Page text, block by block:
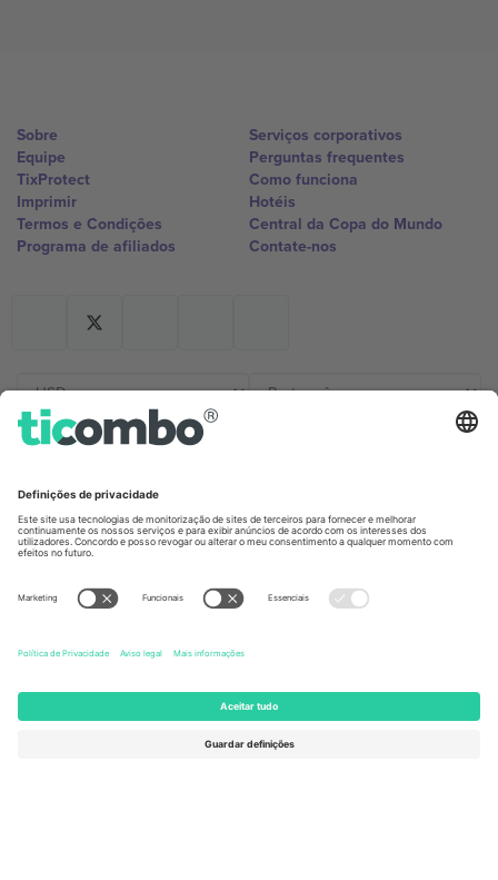
Sobre
Equipe
TixProtect
Imprimir
Termos e Condições
Programa de afiliados
Serviços corporativos
Perguntas frequentes
Como funciona
Hotéis
Central da Copa do Mundo
Contate-nos
Germany
Unter den Linden 24, 10117
United Kingdom
167 City Road, London, Greater
Kingdom
United States
Newark, Delaware 19713, United
States
Engelberg, Switzerland